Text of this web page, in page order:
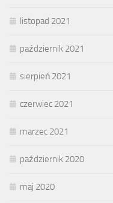
listopad 2021
październik 2021
sierpień 2021
czerwiec 2021
marzec 2021
październik 2020
maj 2020